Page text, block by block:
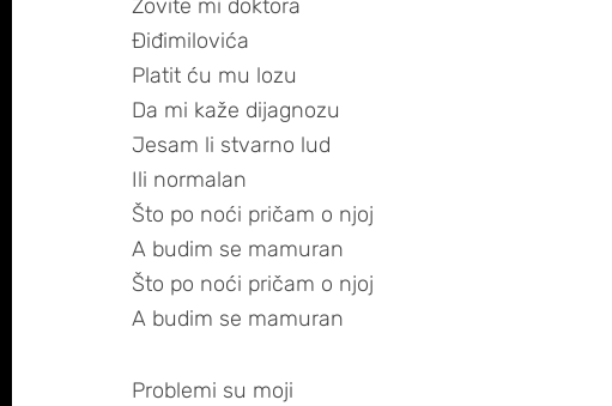
Zovite mi doktora
Điđimilovića
Platit ću mu lozu
Da mi kaže dijagnozu
Jesam li stvarno lud
Ili normalan
Što po noći pričam o njoj
A budim se mamuran
Što po noći pričam o njoj
A budim se mamuran
Problemi su moji